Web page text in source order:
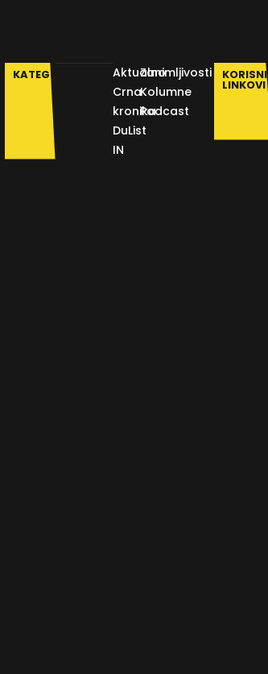
Humidity:
KATEGORIJE
Aktualno
Crna
kronika
DuList
IN
Zanimljivosti
Kolumne
Podcast
KORISNI
LINKOVI